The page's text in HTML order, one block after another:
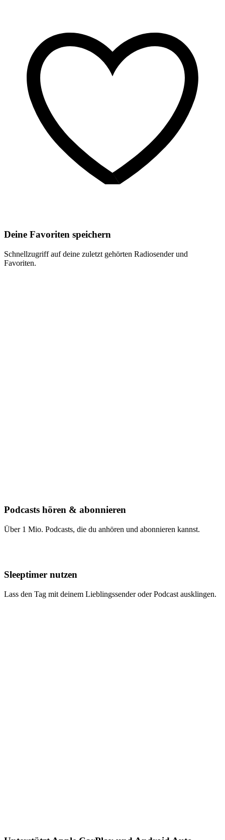
Deine Favoriten speichern
Schnellzugriff auf deine zuletzt gehörten Radiosender und
Favoriten.
Podcasts hören & abonnieren
Über 1 Mio. Podcasts, die du anhören und abonnieren kannst.
Sleeptimer nutzen
Lass den Tag mit deinem Lieblingssender oder Podcast ausklingen.